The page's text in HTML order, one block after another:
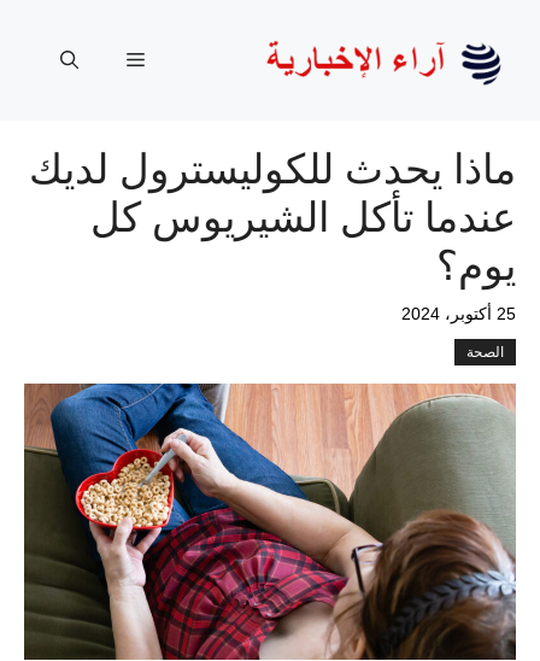
المحتوى
القائمة
ماذا يحدث للكوليسترول لديك
عندما تأكل الشيريوس كل
يوم؟
25 أكتوبر، 2024
الصحة